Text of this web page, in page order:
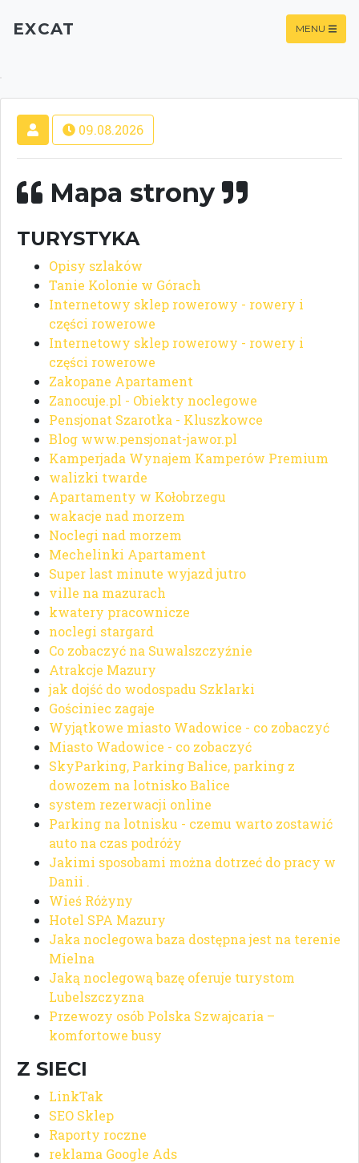
EXCAT MENU
09.08.2026
Mapa strony
TURYSTYKA
Opisy szlaków
Tanie Kolonie w Górach
Internetowy sklep rowerowy - rowery i
części rowerowe
Internetowy sklep rowerowy - rowery i
części rowerowe
Zakopane Apartament
Zanocuje.pl - Obiekty noclegowe
Pensjonat Szarotka - Kluszkowce
Blog www.pensjonat-jawor.pl
Kamperjada Wynajem Kamperów Premium
walizki twarde
Apartamenty w Kołobrzegu
wakacje nad morzem
Noclegi nad morzem
Mechelinki Apartament
Super last minute wyjazd jutro
ville na mazurach
kwatery pracownicze
noclegi stargard
Co zobaczyć na Suwalszczyźnie
Atrakcje Mazury
jak dojść do wodospadu Szklarki
Gościniec zagaje
Wyjątkowe miasto Wadowice - co zobaczyć
Miasto Wadowice - co zobaczyć
SkyParking, Parking Balice, parking z
dowozem na lotnisko Balice
system rezerwacji online
Parking na lotnisku - czemu warto zostawić
auto na czas podróży
Jakimi sposobami można dotrzeć do pracy w
Danii .
Wieś Różyny
Hotel SPA Mazury
Jaka noclegowa baza dostępna jest na terenie
Mielna
Jaką noclegową bazę oferuje turystom
Lubelszczyzna
Przewozy osób Polska Szwajcaria –
komfortowe busy
Z SIECI
LinkTak
SEO Sklep
Raporty roczne
reklama Google Ads